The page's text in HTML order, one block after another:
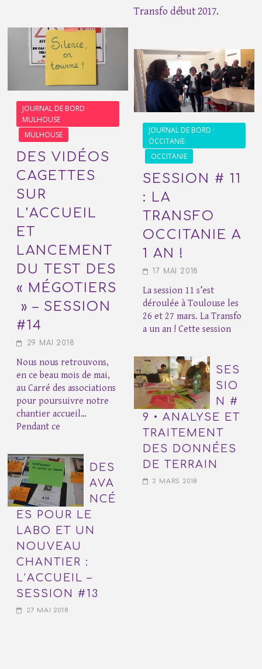
JOURNAL DE BORD ·
MULHOUSE
MULHOUSE
DES VIDÉOS
CAGETTES
SUR
L’ACCUEIL
ET
LANCEMENT
DU TEST DES
« MÉGOTIERS
» – SESSION
#14
29 MAI 2018
Nous nous retrouvons,
en ce beau mois de mai,
au Carré des associations
pour poursuivre notre
chantier accueil…
Pendant ce
DES
AVA
NCÉ
ES POUR LE
LABO ET UN
NOUVEAU
CHANTIER :
L’ACCUEIL –
SESSION #13
27 MAI 2018
Transfo début 2017.
JOURNAL DE BORD ·
OCCITANIE
OCCITANIE
SESSION # 11
: LA
TRANSFO
OCCITANIE A
1 AN !
17 MAI 2018
La session 11 s’est
déroulée à Toulouse les
26 et 27 mars. La Transfo
a un an ! Cette session
SES
SIO
N #
9 • ANALYSE ET
TRAITEMENT
DES DONNÉES
DE TERRAIN
2 MARS 2018